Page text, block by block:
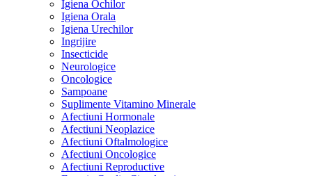
Igiena Ochilor
Igiena Orala
Igiena Urechilor
Ingrijire
Insecticide
Neurologice
Oncologice
Sampoane
Suplimente Vitamino Minerale
Afectiuni Hormonale
Afectiuni Neoplazice
Afectiuni Oftalmologice
Afectiuni Oncologice
Afectiuni Reproductive